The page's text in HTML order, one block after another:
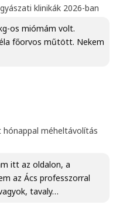
klinikák 2026-ban
os miómám volt.
főorvos műtött. Nekem
méheltávolítás
itt az oldalon, a
az Ács professzorral
tavaly…